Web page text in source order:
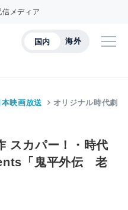
メディア
国内 海外
本映画放送 オリジナル時代劇
スカパー！・時代
「鬼平外伝 老